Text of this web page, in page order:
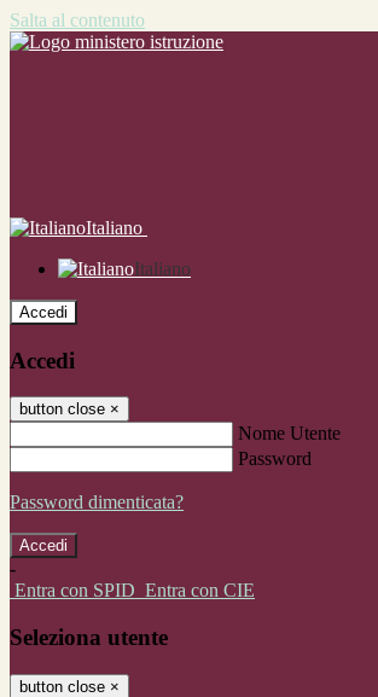
Salta al contenuto
Italiano
Italiano
Accedi
Accedi
button close ×
Nome Utente
Password
Password dimenticata?
-
Entra con SPID Entra con CIE
Seleziona utente
button close ×